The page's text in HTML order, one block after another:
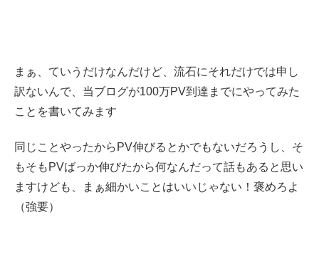
まぁ、ていうだけなんだけど、流石にそれだけでは申し
訳ないんで、当ブログが100万PV到達までにやってみた
ことを書いてみます
同じことやったからPV伸びるとかでもないだろうし、そ
もそもPVばっか伸びたから何なんだって話もあると思い
ますけども、まぁ細かいことはいいじゃない！褒めろよ
（強要）